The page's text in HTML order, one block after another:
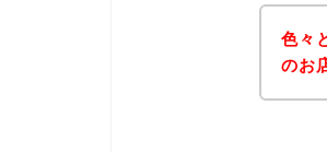
色々
のお